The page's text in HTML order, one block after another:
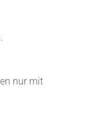
nur mit